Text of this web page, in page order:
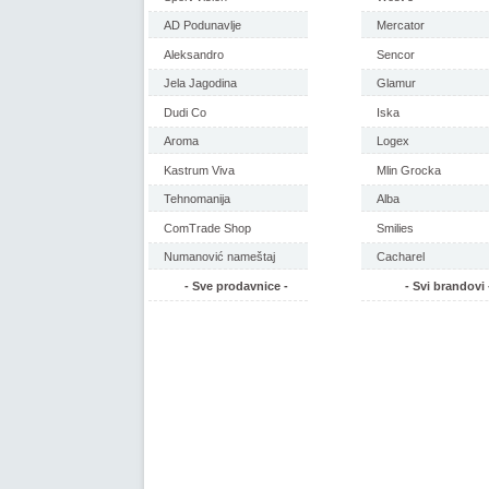
AD Podunavlje
Aleksandro
Jela Jagodina
Dudi Co
Aroma
Kastrum Viva
Tehnomanija
ComTrade Shop
Numanović nameštaj
- Sve prodavnice -
Mercator
Sencor
Glamur
Iska
Logex
Mlin Grocka
Alba
Smilies
Cacharel
- Svi brandovi